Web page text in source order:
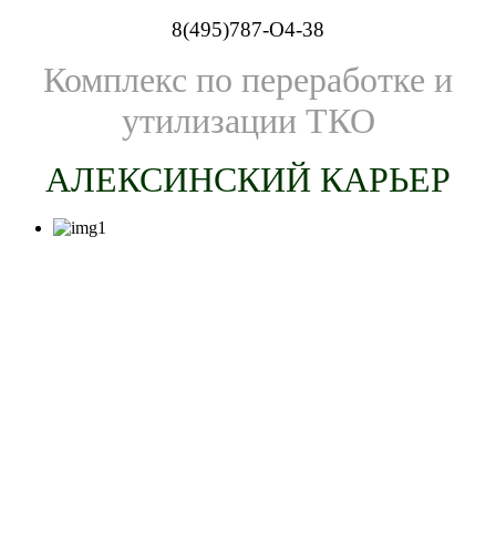
8(495)787-O4-38
Комплекс по переработке и
утилизации ТКО
АЛЕКСИНСКИЙ КАРЬЕР